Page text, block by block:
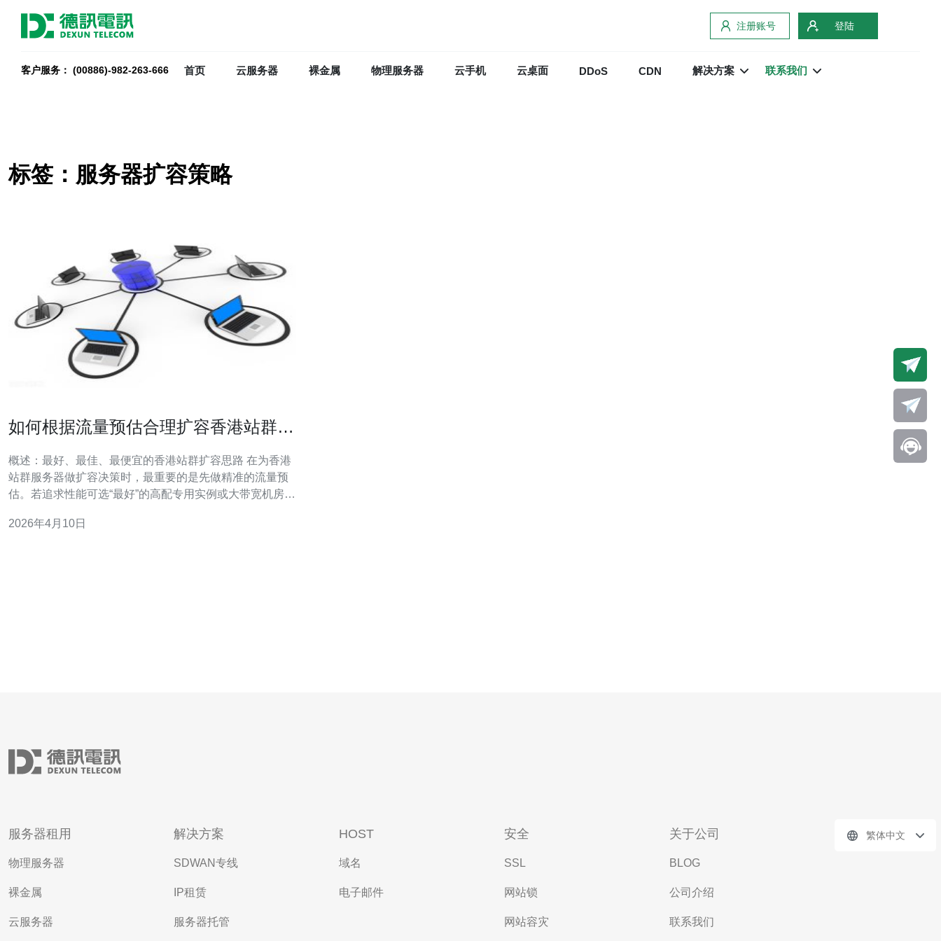
注册账号 登陆
客户服务： (00886)-982-263-666 首页 云服务器 裸金属 物理服务器 云手机 云桌面 DDoS CDN 解决方案 联系我们
标签：服务器扩容策略
如何根据流量预估合理扩容香港站群服
概述：最好、最佳、最便宜的香港站群扩容思路 在为香港
站群服务器做扩容决策时，最重要的是先做精准的流量预
估。若追求性能可选“最好”的高配专用实例或大带宽机房；
CDN与缓存；要想压低成本则选择带宽与IO受限但价格便
2026年4月10日
服务器租用
物理服务器
裸金属
云服务器
解决方案
SDWAN专线
IP租赁
服务器托管
HOST
域名
电子邮件
安全
SSL
网站锁
网站容灾
关于公司
BLOG
公司介绍
联系我们
繁体中文